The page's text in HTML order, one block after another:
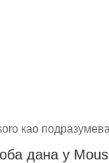
као
дана у